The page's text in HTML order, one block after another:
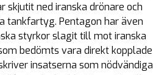
skjutit ned iranska drönare och
tankfartyg. Pentagon har även
styrkor slagit till mot iranska
bedömts vara direkt kopplade
insatserna som nödvändiga